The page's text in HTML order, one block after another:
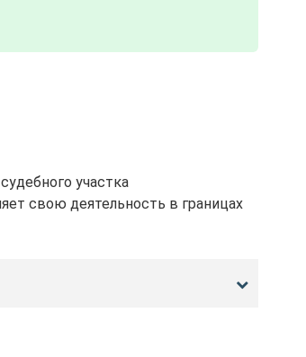
участка
свою деятельность в границах